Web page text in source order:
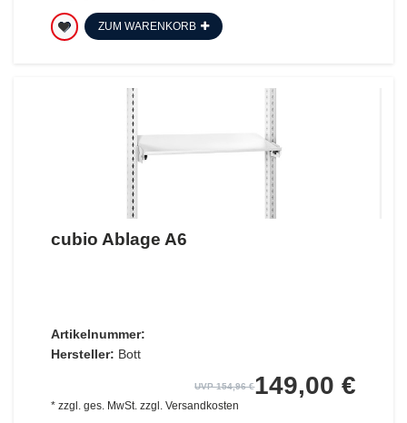
ZUM WARENKORB
cubio Ablage A6
Artikelnummer:
Hersteller: Bott
UVP 154,96 €149,00 €
* zzgl. ges. MwSt.zzgl. Versandkosten